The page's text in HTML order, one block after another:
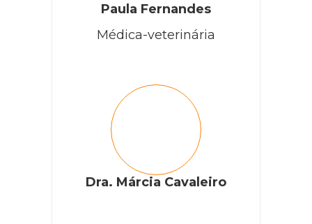
Paula Fernandes
Médica-veterinária
Dra. Márcia Cavaleiro